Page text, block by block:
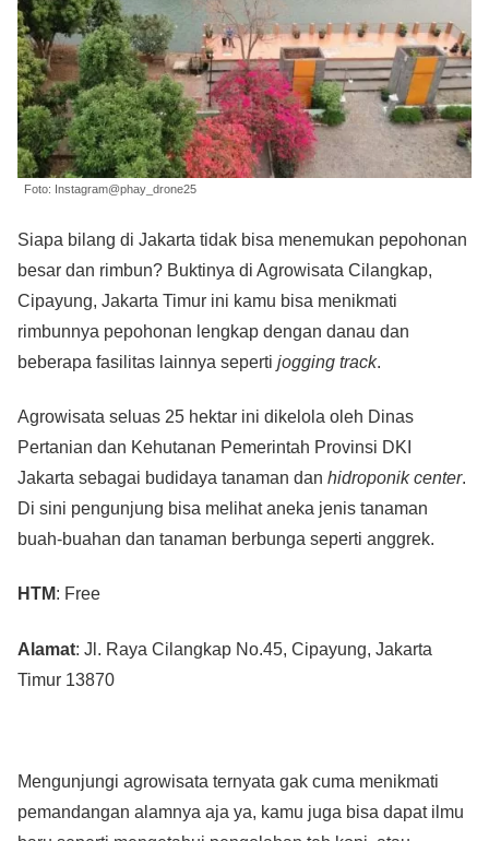
Foto: Instagram@phay_drone25
Siapa bilang di Jakarta tidak bisa menemukan pepohonan
besar dan rimbun? Buktinya di Agrowisata Cilangkap,
Cipayung, Jakarta Timur ini kamu bisa menikmati
rimbunnya pepohonan lengkap dengan danau dan
beberapa fasilitas lainnya seperti jogging track.
Agrowisata seluas 25 hektar ini dikelola oleh Dinas
Pertanian dan Kehutanan Pemerintah Provinsi DKI
Jakarta sebagai budidaya tanaman dan hidroponik center.
Di sini pengunjung bisa melihat aneka jenis tanaman
buah-buahan dan tanaman berbunga seperti anggrek.
HTM: Free
Alamat: Jl. Raya Cilangkap No.45, Cipayung, Jakarta
Timur 13870
Mengunjungi agrowisata ternyata gak cuma menikmati
pemandangan alamnya aja ya, kamu juga bisa dapat ilmu